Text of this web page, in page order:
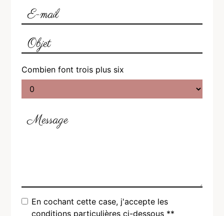
Combien font trois plus six
En cochant cette case, j'accepte les
conditions particulières ci-dessous **